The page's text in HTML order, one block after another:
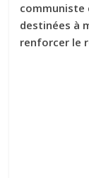
communiste
destinées à
renforcer le